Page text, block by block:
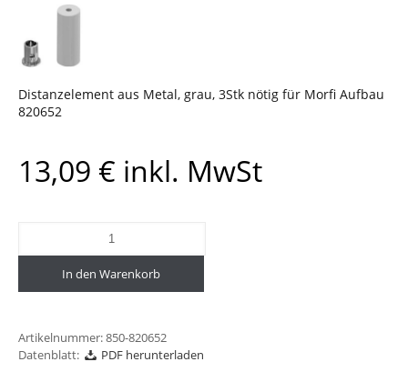
Distanzelement aus Metal, grau, 3Stk nötig für Morfi Aufbau
820652
13,09 € inkl. MwSt
In den Warenkorb
Artikelnummer:850-820652
Datenblatt:
PDF herunterladen